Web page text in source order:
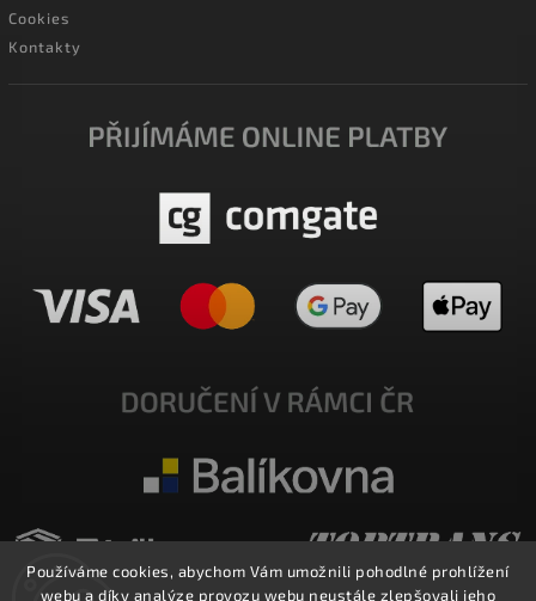
Používáme cookies, abychom Vám umožnili pohodlné prohlížení
webu a díky analýze provozu webu neustále zlepšovali jeho
Cookies
Kontakty